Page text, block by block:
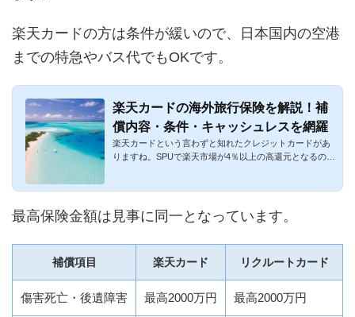
楽天カードの方は条件が緩いので、日本国内の空港
までの特急やバス代でもOKです。
楽天カードの海外旅行保険を解説！補
償内容・条件・キャッシュレスを網羅
楽天カードという言わずと知れたクレジットカードがあ
りますね。SPUで楽天市場が4％以上の高還元となるのが
最高保険金額は見事に同一となっています。
補償項目 楽天カード リクルートカード
傷害死亡・後遺障害 最高2000万円 最高2000万円